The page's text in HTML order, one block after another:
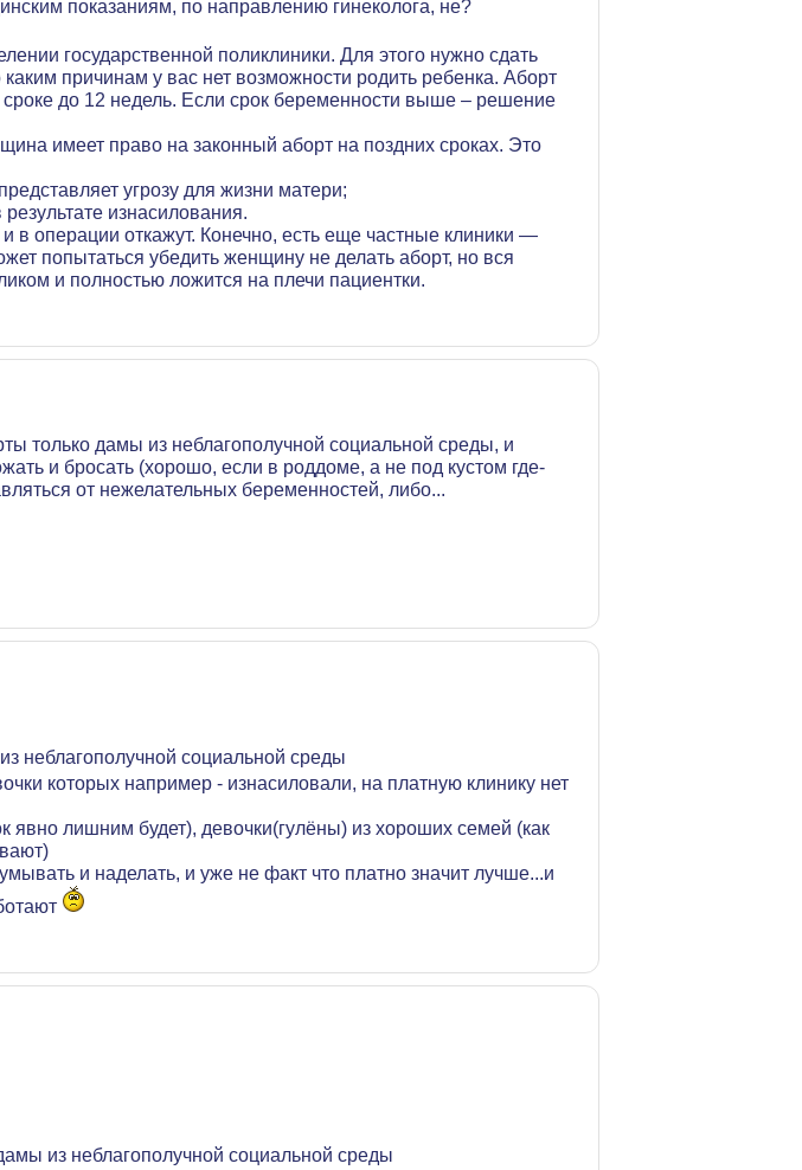
показаниям, по направлению гинеколога, не?
государственной поликлиники. Для этого нужно сдать
причинам у вас нет возможности родить ребенка. Аборт
до 12 недель. Если срок беременности выше – решение
имеет право на законный аборт на поздних сроках. Это
угрозу для жизни матери;
изнасилования.
в операции откажут. Конечно, есть еще частные клиники —
попытаться убедить женщину не делать аборт, но вся
и полностью ложится на плечи пациентки.
только дамы из неблагополучной социальной среды, и
и бросать (хорошо, если в роддоме, а не под кустом где-
от нежелательных беременностей, либо...
неблагополучной социальной среды
которых например - изнасиловали, на платную клинику нет
лишним будет), девочки(гулёны) из хороших семей (как
и наделать, и уже не факт что платно значит лучше...и
из неблагополучной социальной среды